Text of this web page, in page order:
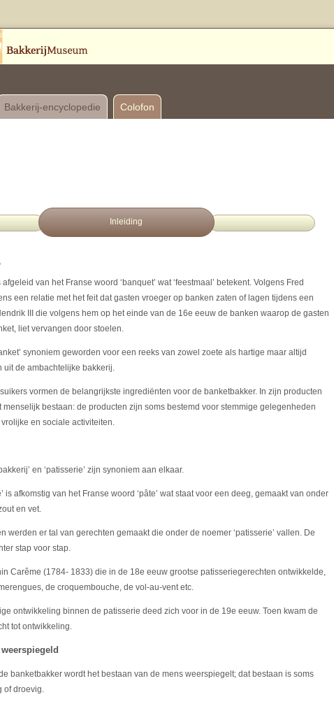
Bakkerij-encyclopedie Colofon
Inleiding
afgeleid van het Franse woord ‘banquet’ wat ‘feestmaal’ betekent. Volgens Fred
een relatie met het feit dat gasten vroeger op banken zaten of lagen tijdens een
III die volgens hem op het einde van de 16e eeuw de banken waarop de gasten
liet vervangen door stoelen.
synoniem geworden voor een reeks van zowel zoete als hartige maar altijd
uit de ambachtelijke bakkerij.
vormen de belangrijkste ingrediënten voor de banketbakker. In zijn producten
menselijk bestaan: de producten zijn soms bestemd voor stemmige gelegenheden
en sociale activiteiten.
en ‘patisserie’ zijn synoniem aan elkaar.
is afkomstig van het Franse woord ‘pâte’ wat staat voor een deeg, gemaakt van onder
en vet.
werden er tal van gerechten gemaakt die onder de noemer ‘patisserie’ vallen. De
stap voor stap.
Carême (1784- 1833) die in de 18e eeuw grootse patisseriegerechten ontwikkelde,
de croquembouche, de vol-au-vent etc.
ontwikkeling binnen de patisserie deed zich voor in de 19e eeuw. Toen kwam de
tot ontwikkeling.
banketbakker wordt het bestaan van de mens weerspiegelt; dat bestaan is soms
of droevig.